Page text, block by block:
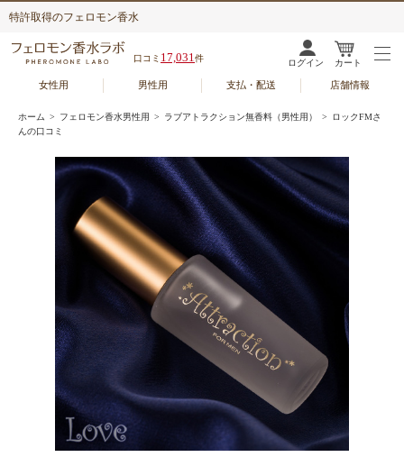
特許取得のフェロモン香水
口コミ 17,031件 ログイン カート
女性用 男性用 支払・配送 店舗情報
ホーム > フェロモン香水男性用 > ラブアトラクション無香料（男性用）
> ロックFMさ
んの口コミ